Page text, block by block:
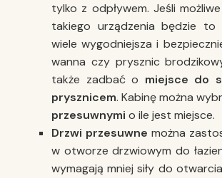
tylko z odpływem. Jeśli
takiego urządzenia będzie
wiele wygodniejsza i
wanna czy prysznic
także zadbać o miejsce do
prysznicem. Kabinę można
przesuwnymi o ile jest miejsce.
Drzwi przesuwne można
w otworze drzwiowym do
wymagają mniej siły do